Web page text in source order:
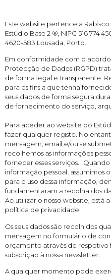
Este website pertence a
Estúdio Base 2 ®, NIPC 516 774
4620-583 Lousada, Porto.
Em conformidade com o
Protecção de Dados (RGPD)
de forma legal e transparente.
para os fins a que tenha
seus dados de forma segura
de fornecimento do serviço,
Para aceder ao website do
fazer qualquer registo. No
mensagem, email e/ou se
recolhemos as informações
fornecer esses serviços.
informação pessoal, assumimos
para o uso dessa informação,
fundamentaram a recolha dos
Ao utilizar o nosso website, está
política de privacidade.
Os seus dados são recolhidos
mensagem no formulário de
orçamento através do respetivo
subscrição à nossa newsletter.
A qualquer momento pode